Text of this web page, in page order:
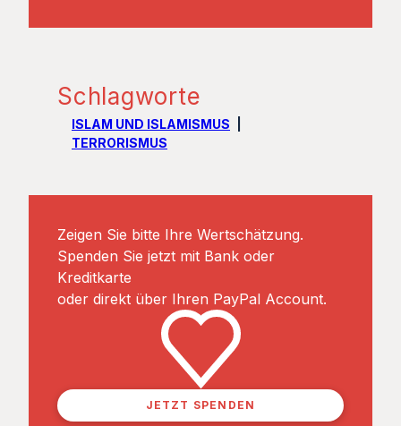
Schlagworte
ISLAM UND ISLAMISMUS
TERRORISMUS
Zeigen Sie bitte Ihre Wertschätzung.
Spenden Sie jetzt mit Bank oder
Kreditkarte
oder direkt über Ihren PayPal Account.
JETZT SPENDEN